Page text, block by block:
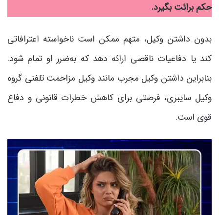
حکم برائت بگیرد.
بدون داشتن وکیل، متهم ممکن است ناخواسته اعترافاتی
کند یا دفاعیات ناقصی ارائه دهد که به‌ضرر او تمام شود.
بنابراین داشتن وکیل مجرب مانند وکیل مزاحمت تلفنی گروه
وکیل سایبری، فرصتی برای کاهش خطرات قانونی و دفاع
قوی است.